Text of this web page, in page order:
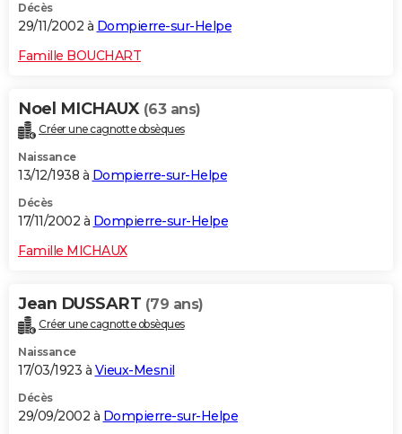
Décès
29/11/2002 à Dompierre-sur-Helpe
Famille BOUCHART
Noel MICHAUX (63 ans)
Créer une cagnotte obsèques
Naissance
13/12/1938 à Dompierre-sur-Helpe
Décès
17/11/2002 à Dompierre-sur-Helpe
Famille MICHAUX
Jean DUSSART (79 ans)
Créer une cagnotte obsèques
Naissance
17/03/1923 à Vieux-Mesnil
Décès
29/09/2002 à Dompierre-sur-Helpe